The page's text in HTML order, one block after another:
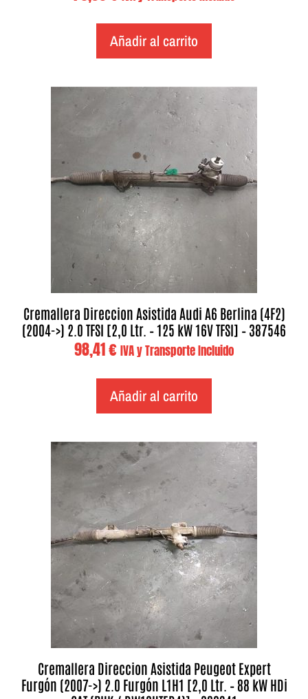
Añadir al carrito
Cremallera Direccion Asistida Audi A6 Berlina (4F2)
(2004->) 2.0 TFSI [2,0 Ltr. – 125 kW 16V TFSI] – 387546
98,41€ IVA y Transporte Incluido
Añadir al carrito
Cremallera Direccion Asistida Peugeot Expert
Furgón (2007->) 2.0 Furgón L1H1 [2,0 Ltr. – 88 kW HDi